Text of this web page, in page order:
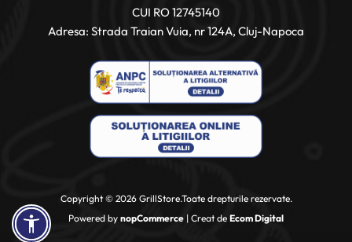
CUI RO 12745140
Adresa: Strada Traian Vuia, nr 124A, Cluj-Napoca
Copyright © 2026 GrillStore.Toate drepturile rezervate.
Powered by nopCommerce | Creat de Ecom Digital